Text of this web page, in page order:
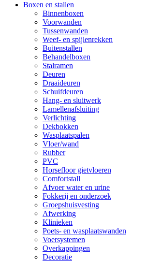
Boxen en stallen
Binnenboxen
Voorwanden
Tussenwanden
Weef- en spijlenrekken
Buitenstallen
Behandelboxen
Stalramen
Deuren
Draaideuren
Schuifdeuren
Hang- en sluitwerk
Lamellenafsluiting
Verlichting
Dekbokken
Wasplaatspalen
Vloer/wand
Rubber
PVC
Horsefloor gietvloeren
Comfortstall
Afvoer water en urine
Fokkerij en onderzoek
Groepshuisvesting
Afwerking
Klinieken
Poets- en wasplaatswanden
Voersystemen
Overkappingen
Decoratie